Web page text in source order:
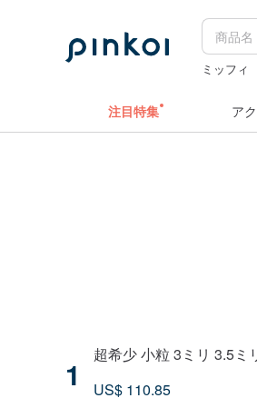
ミッフィ
注目特集 ア
1
超希少 小粒 3ミリ 3.5ミ
US$ 110.85